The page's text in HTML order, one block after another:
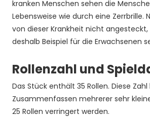
kranken Menschen sehen die
Lebensweise wie durch eine Zerrbrille.
von dieser Krankheit nicht angesteckt,
deshalb Beispiel für die Erwachsenen
Rollenzahl und
Das Stück enthält 35 Rollen. Diese
Zusammenfassen mehrerer sehr
25 Rollen verringert werden.